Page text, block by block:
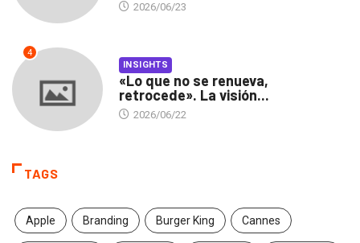
2026/06/23
4
INSIGHTS
«Lo que no se renueva,
retrocede». La visión...
2026/06/22
TAGS
Apple Branding Burger King Cannes